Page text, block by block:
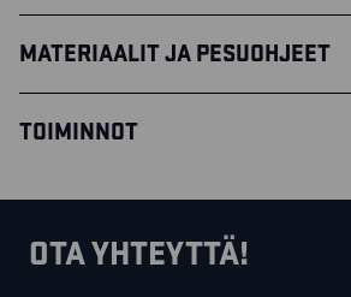
MATERIAALIT JA PESUOHJEET
TOIMINNOT
OTA YHTEYTTÄ!